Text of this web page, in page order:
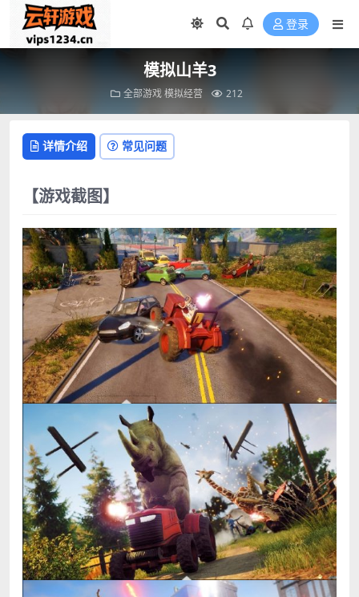
登录
模拟山羊3
全部游戏 模拟经营 212
详情介绍 常见问题
【游戏截图】